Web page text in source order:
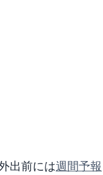
出前には週間予報